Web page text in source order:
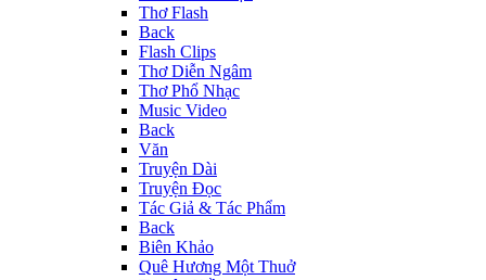
Thơ Flash
Back
Flash Clips
Thơ Diễn Ngâm
Thơ Phổ Nhạc
Music Video
Back
Văn
Truyện Dài
Truyện Đọc
Tác Giả & Tác Phẩm
Back
Biên Khảo
Quê Hương Một Thuở